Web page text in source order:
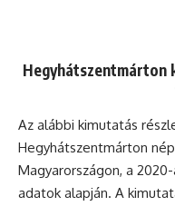
Hegyhátszentmárton
Az alábbi kimutatás
Hegyhátszentmárton
Magyarországon, a
adatok alapján. A